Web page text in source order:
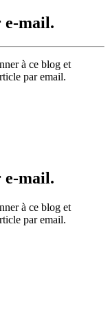
e-mail.
à ce blog et
par email.
e-mail.
à ce blog et
par email.